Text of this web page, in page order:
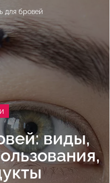
для бровей
виды,